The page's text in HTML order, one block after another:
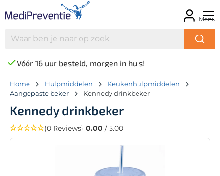
Menu
Vóór 16 uur besteld, morgen in huis!
Home Hulpmiddelen
Keukenhulpmiddelen
Aangepaste beker
Kennedy drinkbeker
Kennedy drinkbeker
(0 Reviews) 0.00 / 5.00